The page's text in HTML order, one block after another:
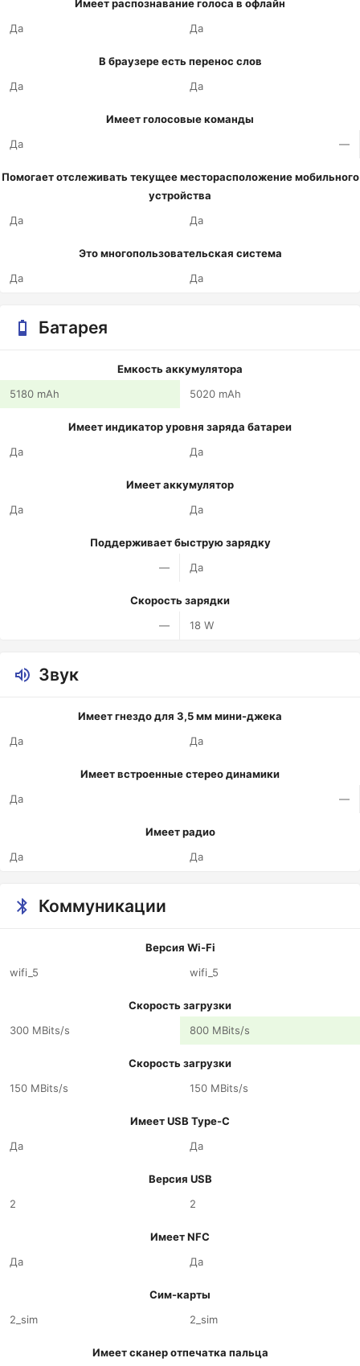
Имеет распознавание голоса в офлайн
Да
Да
В браузере есть перенос слов
Да
Да
Имеет голосовые команды
Да
—
Помогает отслеживать текущее месторасположение мобильного
устройства
Да
Да
Это многопользовательская система
Да
Да
Батарея
Емкость аккумулятора
5180 mAh
5020 mAh
Имеет индикатор уровня заряда батареи
Да
Да
Имеет аккумулятор
Да
Да
Поддерживает быструю зарядку
—
Да
Скорость зарядки
—
18 W
Звук
Имеет гнездо для 3,5 мм мини-джека
Да
Да
Имеет встроенные стерео динамики
Да
—
Имеет радио
Да
Да
Коммуникации
Версия Wi-Fi
wifi_5
wifi_5
Скорость загрузки
300 MBits/s
800 MBits/s
Скорость загрузки
150 MBits/s
150 MBits/s
Имеет USB Type-C
Да
Да
Версия USB
2
2
Имеет NFC
Да
Да
Сим-карты
2_sim
2_sim
Имеет сканер отпечатка пальца